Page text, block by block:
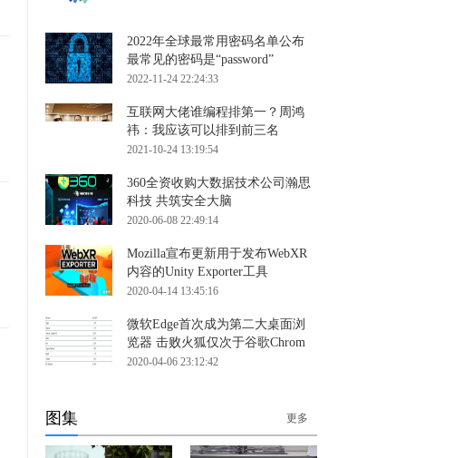
2022年全球最常用密码名单公布
最常见的密码是“password”
2022-11-24 22:24:33
互联网大佬谁编程排第一？周鸿
祎：我应该可以排到前三名
2021-10-24 13:19:54
360全资收购大数据技术公司瀚思
科技 共筑安全大脑
2020-06-08 22:49:14
Mozilla宣布更新用于发布WebXR
内容的Unity Exporter工具
2020-04-14 13:45:16
微软Edge首次成为第二大桌面浏
览器 击败火狐仅次于谷歌Chrom
2020-04-06 23:12:42
图集 更多